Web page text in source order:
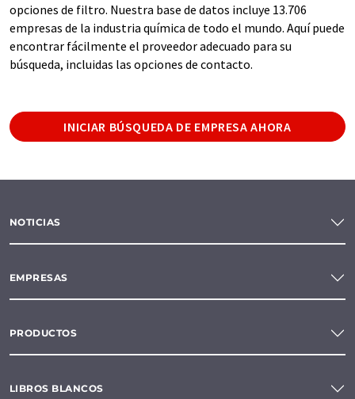
opciones de filtro. Nuestra base de datos incluye 13.706
empresas de la industria química de todo el mundo. Aquí puede
encontrar fácilmente el proveedor adecuado para su
búsqueda, incluidas las opciones de contacto.
INICIAR BÚSQUEDA DE EMPRESA AHORA
NOTICIAS
EMPRESAS
PRODUCTOS
LIBROS BLANCOS